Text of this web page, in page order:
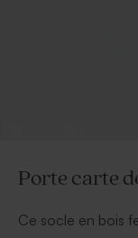
Porte carte
Ce socle en bois